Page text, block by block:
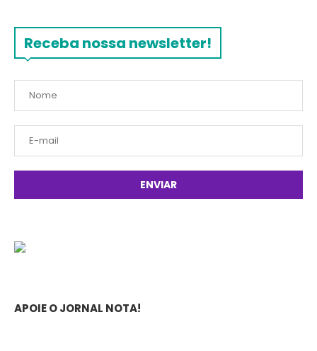
Receba nossa newsletter!
APOIE O JORNAL NOTA!